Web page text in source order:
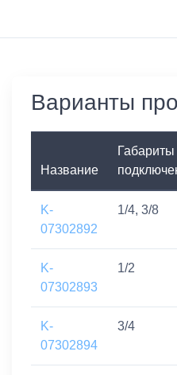
Варианты
Название
Габариты
K-
07302892
1/4, 3/8
K-
07302893
1/2
K-
07302894
3/4